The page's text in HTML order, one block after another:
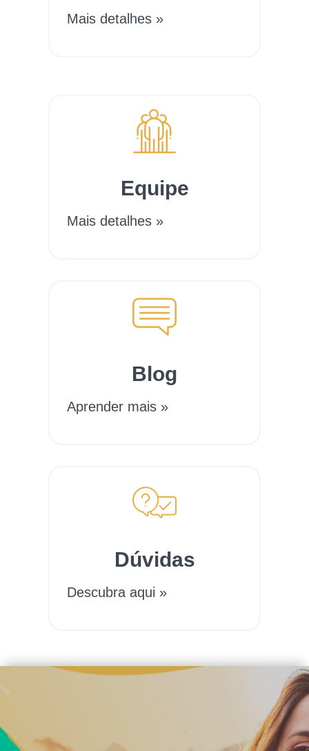
Mais detalhes »
Equipe
Mais detalhes »
Blog
Aprender mais »
Dúvidas
Descubra aqui »